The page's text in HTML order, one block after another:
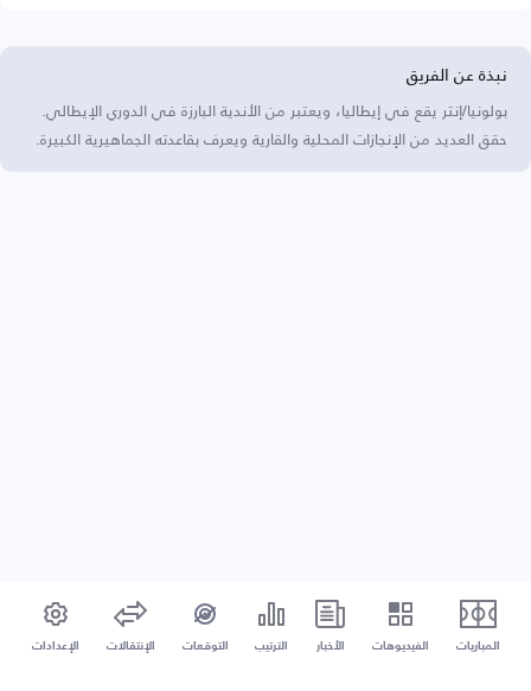
نبذة عن الفريق
بولونيا/إنتر يقع في إيطاليا، ويعتبر من الأندية البارزة في الدوري الإيطالي.
حقق العديد من الإنجازات المحلية والقارية ويعرف بقاعدته الجماهيرية الكبيرة.
المباريات الفيديوهات الأخبار الترتيب التوقعات الإنتقالات الإعدادات